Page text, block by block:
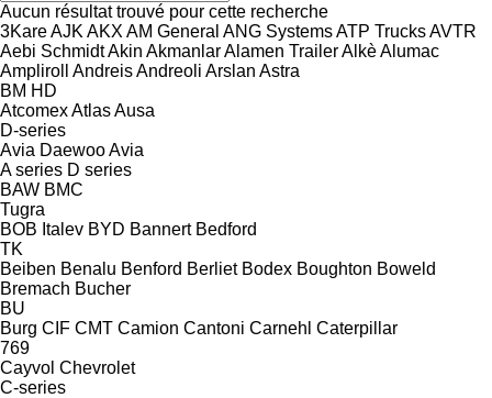
Aucun résultat trouvé pour cette recherche
3KareAJK AKX AM General ANG SystemsATP TrucksAVTR
Aebi SchmidtAkin AkmanlarAlamen TrailerAlkèAlumac
Ampliroll
AndreisAndreoli Arslan Astra
BM HD
AtcomexAtlasAusa
D-series
Avia DaewooAvia
A series D series
BAW BMC
Tugra
BOB Italev BYD Bannert Bedford
TK
Beiben Benalu Benford Berliet Bodex Boughton Boweld
Bremach Bucher
BU
Burg CIF CMT Camion Cantoni Carnehl Caterpillar
769
Cayvol Chevrolet
C-series